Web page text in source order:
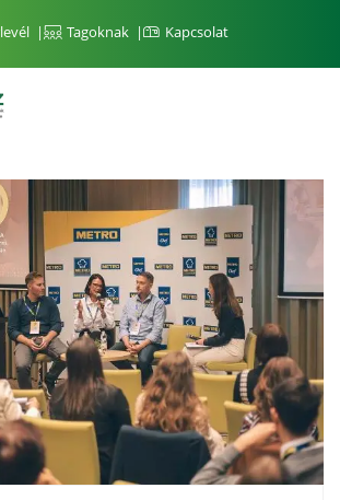
Tagoknak Kapcsolat